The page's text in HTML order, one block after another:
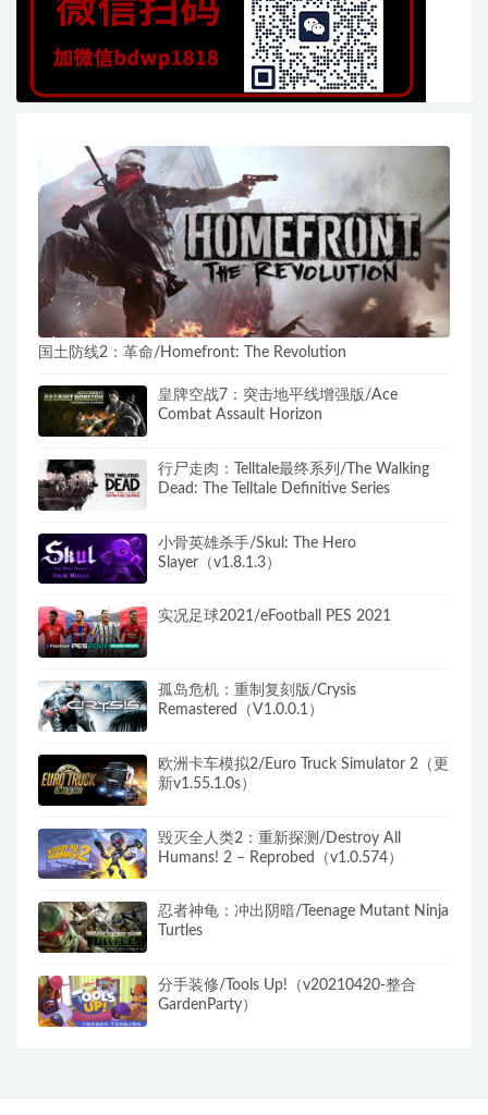
国土防线2：革命/Homefront: The Revolution
皇牌空战7：突击地平线增强版/Ace
Combat Assault Horizon
行尸走肉：Telltale最终系列/The Walking
Dead: The Telltale Definitive Series
小骨英雄杀手/Skul: The Hero
Slayer（v1.8.1.3）
实况足球2021/eFootball PES 2021
孤岛危机：重制复刻版/Crysis
Remastered（V1.0.0.1）
欧洲卡车模拟2/Euro Truck Simulator 2（更
新v1.55.1.0s）
毁灭全人类2：重新探测/Destroy All
Humans! 2 – Reprobed（v1.0.574）
忍者神龟：冲出阴暗/Teenage Mutant Ninja
Turtles
分手装修/Tools Up!（v20210420-整合
GardenParty）